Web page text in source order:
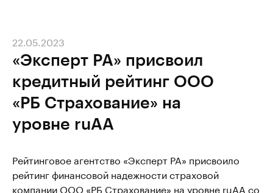
«Эксперт РА» присвоил
кредитный рейтинг ООО
«РБ Страхование» на
уровне ruAA
22.05.2023
Рейтинговое агентство «Эксперт РА» присвоило
рейтинг финансовой надежности страховой
компании ООО «РБ Страхование» на уровне ruAA со